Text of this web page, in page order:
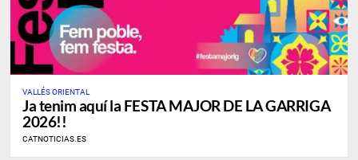
VALLÉS ORIENTAL
Ja tenim aquí la FESTA MAJOR DE LA GARRIGA
2026!!
CATNOTICIAS.ES